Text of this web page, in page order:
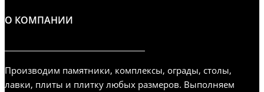
О КОМПАНИИ
Производим памятники, комплексы, ограды, столы,
лавки, плиты и плитку любых размеров. Выполняем